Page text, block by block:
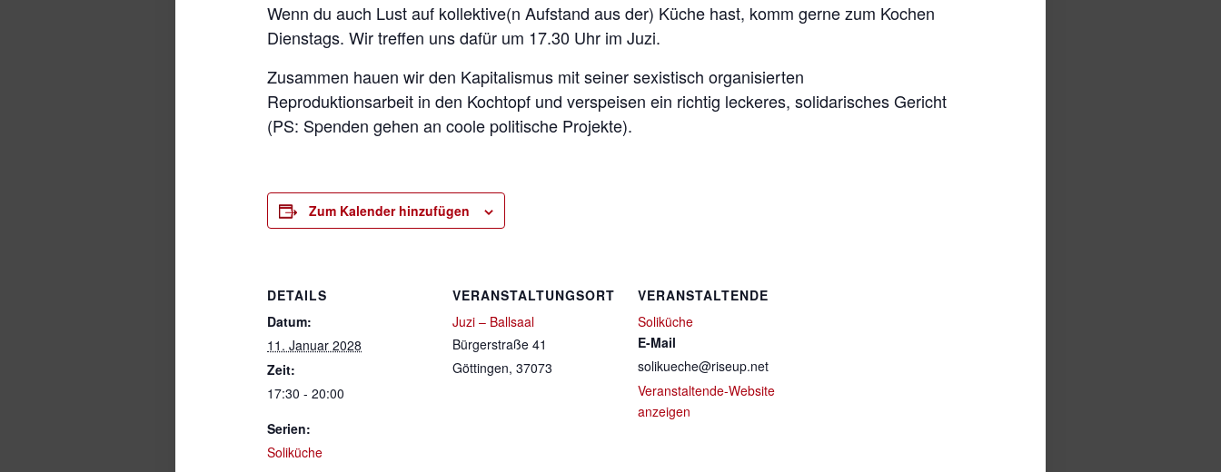
Wenn du auch Lust auf kollektive(n Aufstand aus der) Küche hast, komm gerne zum Kochen
Dienstags. Wir treffen uns dafür um 17.30 Uhr im Juzi.
Zusammen hauen wir den Kapitalismus mit seiner sexistisch organisierten
Reproduktionsarbeit in den Kochtopf und verspeisen ein richtig leckeres, solidarisches Gericht
(PS: Spenden gehen an coole politische Projekte).
Zum Kalender hinzufügen
DETAILS
Datum:
11. Januar 2028
Zeit:
17:30 - 20:00
Serien:
Soliküche
VERANSTALTUNGSORT
Juzi – Ballsaal
Bürgerstraße 41
Göttingen, 37073
VERANSTALTENDE
Soliküche
E-Mail
solikueche@riseup.net
Veranstaltende-Website
anzeigen